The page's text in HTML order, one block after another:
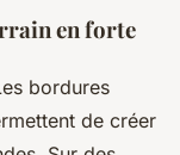
en forte
bordures
de créer